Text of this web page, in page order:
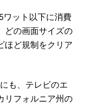
ット以下に消費
どの画面サイズの
ほど規制をクリア
も、テレビのエ
リフォルニア州の